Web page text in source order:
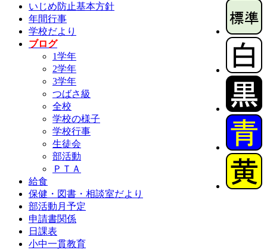
いじめ防止基本方針
年間行事
学校だより
ブログ
1学年
2学年
3学年
つばさ級
全校
学校の様子
学校行事
生徒会
部活動
ＰＴＡ
給食
保健・図書・相談室だより
部活動月予定
申請書関係
日課表
小中一貫教育